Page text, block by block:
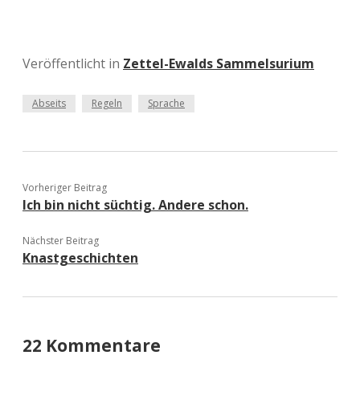
Veröffentlicht in Zettel-Ewalds Sammelsurium
Abseits Regeln Sprache
Vorheriger Beitrag
Ich bin nicht süchtig. Andere schon.
Nächster Beitrag
Knastgeschichten
22 Kommentare